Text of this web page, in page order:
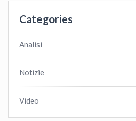
Categories
Analisi
Notizie
Video